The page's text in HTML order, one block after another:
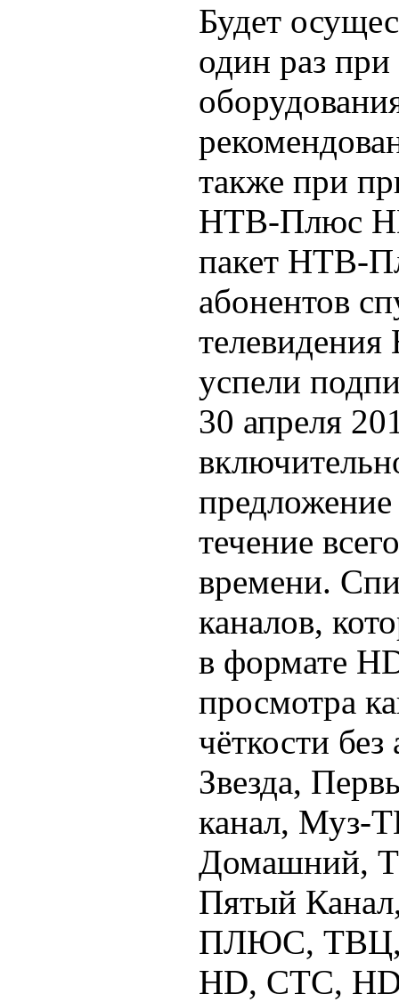
Будет
один раз
также при
НТВ-Плюс
пакет НТВ-
абонентов
успели
30 апреля
предложение
течение
времени.
каналов,
в формате
просмотра
чёткости
Звезда,
канал, Муз-
Домашний,
Пятый
ПЛЮС, ТВЦ,
HD, СТС,